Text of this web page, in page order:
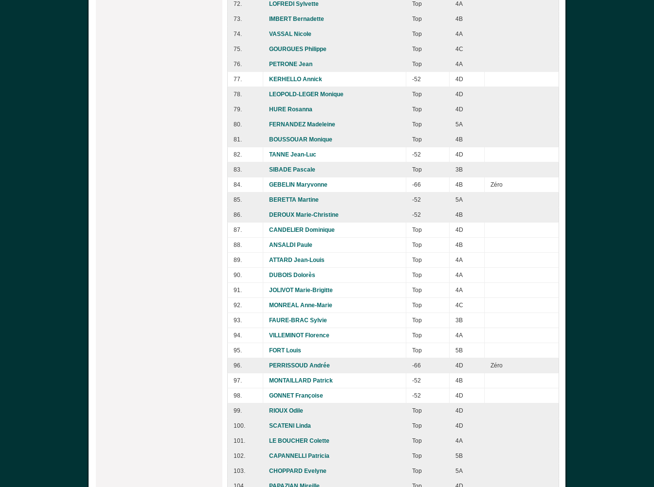
72. LOFREDI Sylvette Top 4A
73. IMBERT Bernadette Top 4B
74. VASSAL Nicole Top 4A
75. GOURGUES Philippe Top 4C
76. PETRONE Jean Top 4A
77. KERHELLO Annick -52 4D
78. LEOPOLD-LEGER Monique Top 4D
79. HURE Rosanna Top 4D
80. FERNANDEZ Madeleine Top 5A
81. BOUSSOUAR Monique Top 4B
82. TANNE Jean-Luc -52 4D
83. SIBADE Pascale Top 3B
84. GEBELIN Maryvonne -66 4B Zéro
85. BERETTA Martine -52 5A
86. DEROUX Marie-Christine -52 4B
87. CANDELIER Dominique Top 4D
88. ANSALDI Paule Top 4B
89. ATTARD Jean-Louis Top 4A
90. DUBOIS Dolorès Top 4A
91. JOLIVOT Marie-Brigitte Top 4A
92. MONREAL Anne-Marie Top 4C
93. FAURE-BRAC Sylvie Top 3B
94. VILLEMINOT Florence Top 4A
95. FORT Louis Top 5B
96. PERRISSOUD Andrée -66 4D Zéro
97. MONTAILLARD Patrick -52 4B
98. GONNET Françoise -52 4D
99. RIOUX Odile Top 4D
100. SCATENI Linda Top 4D
101. LE BOUCHER Colette Top 4A
102. CAPANNELLI Patricia Top 5B
103. CHOPPARD Evelyne Top 5A